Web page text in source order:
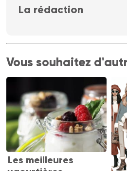
La rédaction
Vous souhaitez
Les meilleures